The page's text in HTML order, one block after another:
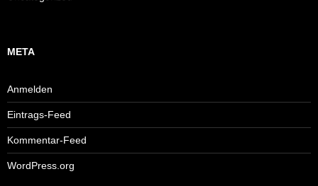
META
Anmelden
Eintrags-Feed
Kommentar-Feed
WordPress.org